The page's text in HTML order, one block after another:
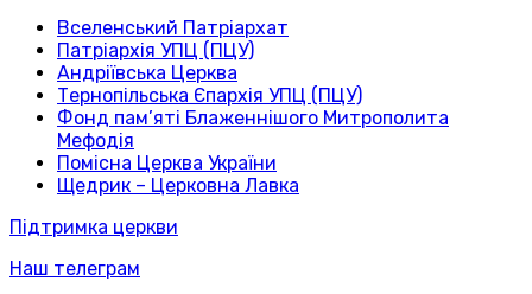
Вселенський Патріархат
Патріархія УПЦ (ПЦУ)
Андріївська Церква
Тернопільська Єпархія УПЦ (ПЦУ)
Фонд пам’яті Блаженнішого Митрополита
Мефодія
Помісна Церква України
Щедрик – Церковна Лавка
Підтримка церкви
Наш телеграм